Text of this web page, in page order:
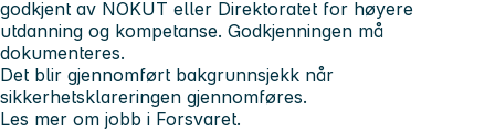
godkjent av NOKUT eller Direktoratet for høyere
utdanning og kompetanse. Godkjenningen må
dokumenteres.
Det blir gjennomført bakgrunnsjekk når
sikkerhetsklareringen gjennomføres.
Les mer om jobb i Forsvaret.